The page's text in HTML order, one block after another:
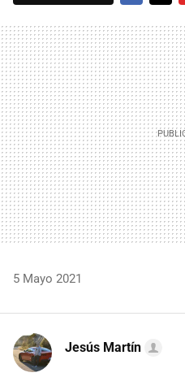
5 Mayo 2021
Jesús Martín